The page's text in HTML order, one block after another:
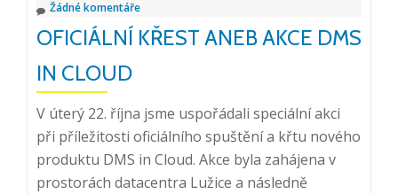
Žádné komentáře
OFICIÁLNÍ KŘEST ANEB AKCE DMS
IN CLOUD
V úterý 22. října jsme uspořádali speciální akci
při příležitosti oficiálního spuštění a křtu nového
produktu DMS in Cloud. Akce byla zahájena v
prostorách datacentra Lužice a následně